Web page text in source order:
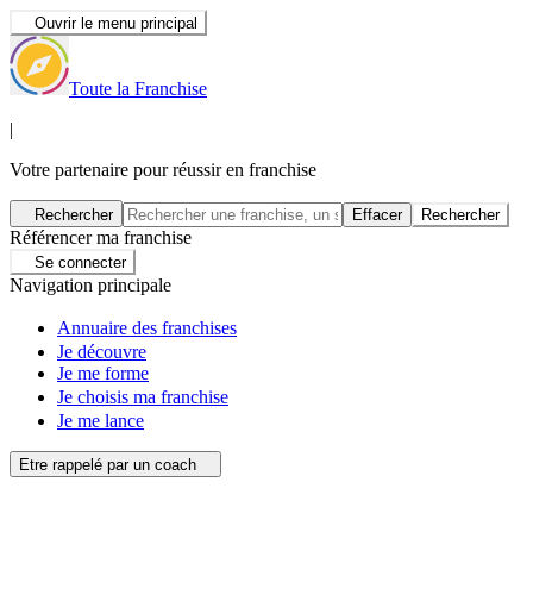
Ouvrir le menu principal
Toute la Franchise
|
Votre partenaire pour réussir en franchise
Rechercher Effacer Rechercher
Référencer ma franchise
Se connecter
Navigation principale
Annuaire des franchises
Je découvre
Je me forme
Je choisis ma franchise
Je me lance
Etre rappelé par un coach